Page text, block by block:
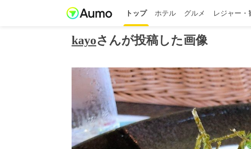
トップ ホテル グルメ レジャー・
kayoさんが投稿した画像